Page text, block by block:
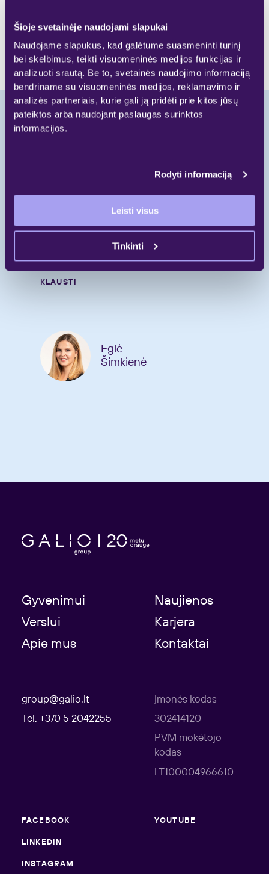
Šioje svetainėje naudojami slapukai
Naudojame slapukus, kad galėtume suasmeninti turinį
bei skelbimus, teikti visuomeninės medijos funkcijas ir
analizuoti srautą. Be to, svetainės naudojimo informaciją
bendriname su visuomeninės medijos, reklamavimo ir
analizės partneriais, kurie gali ją pridėti prie kitos jūsų
pateiktos arba naudojant paslaugas surinktos
informacijos.
Rodyti informaciją
Leisti visus
Tinkinti
Parduotas
gyvenimui@galio.lt
KLAUSTI
Eglė
Šimkienė
Gyvenimui
Naujienos
Verslui
Karjera
Apie mus
Kontaktai
group@galio.lt
Tel. +370 5 2042255
Įmonės kodas
302414120
PVM mokėtojo
kodas
LT100004966610
FACEBOOK
LINKEDIN
INSTAGRAM
YOUTUBE